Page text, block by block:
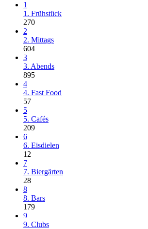
1
1. Frühstück
270
2
2. Mittags
604
3
3. Abends
895
4
4. Fast Food
57
5
5. Cafés
209
6
6. Eisdielen
12
7
7. Biergärten
28
8
8. Bars
179
9
9. Clubs